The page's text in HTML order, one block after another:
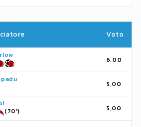
Voto
6,00
5,00
(70')
5,00